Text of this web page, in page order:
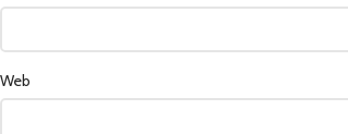
Web